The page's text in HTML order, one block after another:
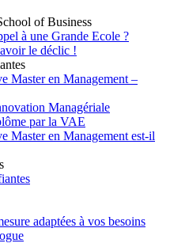
of Business
à une Grande Ecole ?
le déclic !
Master en Management –
Managériale
par la VAE
Master en Management est-il
adaptées à vos besoins